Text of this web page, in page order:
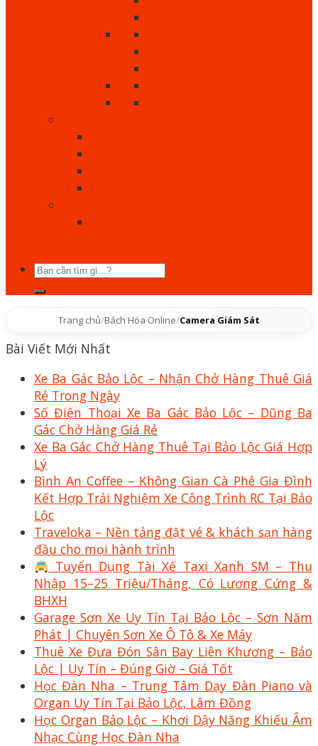
Tìm
Trang chủ/Bách Hóa Online/Camera Giám Sát
Bài Viết Mới Nhất
Xe Ba Gác Bảo Lộc – Nhận Chở Hàng Thuê Giá
Rẻ Trong Ngày
Số Điện Thoại Xe Ba Gác Bảo Lộc – Dũng Ba
Gác Chở Hàng Giá Rẻ
Xe Ba Gác Chở Hàng Thuê Tại Bảo Lộc Giá Hợp
Lý
Bình An Coffee – Không Gian Cà Phê Gia Đình
Kết Hợp Trải Nghiệm Xe Công Trình RC Tại Bảo
Lộc
Traveloka – Nền tảng đặt vé & khách sạn hàng
đầu cho mọi hành trình
Tuyển Dụng Tài Xế Taxi Xanh SM – Thu
Nhập 15–25 Triệu/Tháng, Có Lương Cứng &
BHXH
Garage Sơn Xe Uy Tín Tại Bảo Lộc – Sơn Năm
Phát | Chuyên Sơn Xe Ô Tô & Xe Máy
Thuê Xe Đưa Đón Sân Bay Liên Khương – Bảo
Lộc | Uy Tín – Đúng Giờ – Giá Tốt
Học Đàn Nha – Trung Tâm Dạy Đàn Piano và
Organ Uy Tín Tại Bảo Lộc, Lâm Đồng
Học Organ Bảo Lộc – Khơi Dậy Năng Khiếu Âm
Nhạc Cùng Học Đàn Nha